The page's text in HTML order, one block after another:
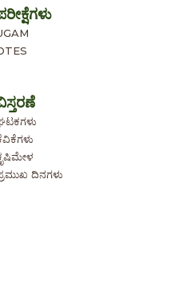
ದಿನಗಳು